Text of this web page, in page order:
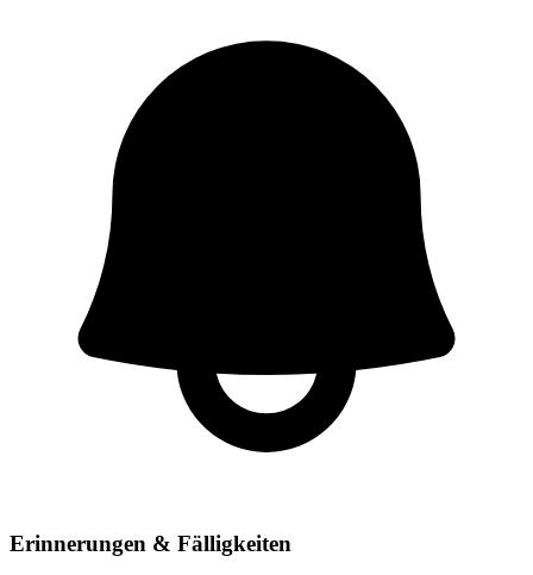
Erinnerungen & Fälligkeiten